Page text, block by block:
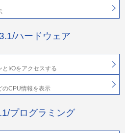
ハードウェア
I/Oをアクセスする
のCPU情報を表示
プログラミング